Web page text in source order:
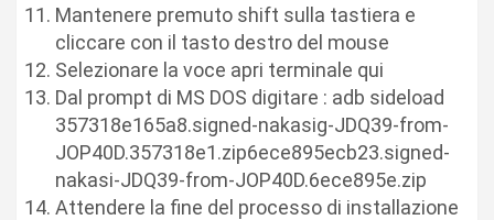
Mantenere premuto shift sulla tastiera e
cliccare con il tasto destro del mouse
Selezionare la voce apri terminale qui
Dal prompt di MS DOS digitare : adb sideload
357318e165a8.signed-nakasig-JDQ39-from-
JOP40D.357318e1.zip6ece895ecb23.signed-
nakasi-JDQ39-from-JOP40D.6ece895e.zip
Attendere la fine del processo di installazione